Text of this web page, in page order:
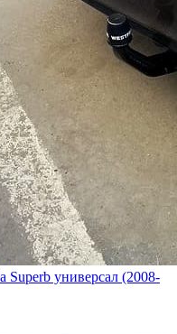
Superb универсал (2008-